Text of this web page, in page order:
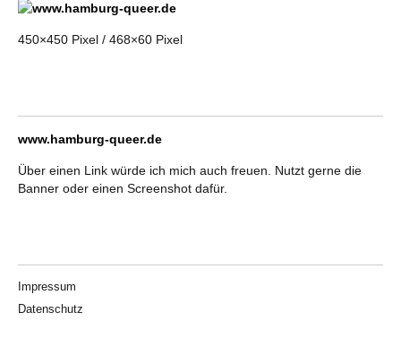
450×450 Pixel / 468×60 Pixel
www.hamburg-queer.de
Über einen Link würde ich mich auch freuen. Nutzt gerne die
Banner oder einen Screenshot dafür.
Impressum
Datenschutz